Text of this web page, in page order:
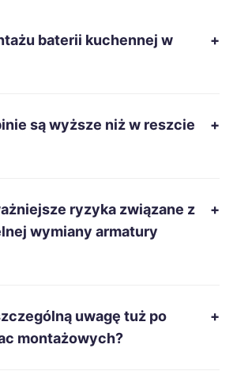
215 zł
215 zł
baterii kuchennej w
+
są wyższe niż w reszcie
+
ryzyka związane z
wymiany armatury
+
uwagę tuż po
montażowych?
+